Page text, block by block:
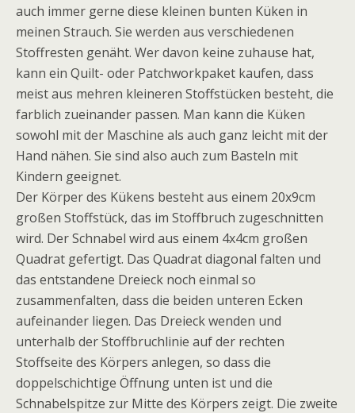
auch immer gerne diese kleinen bunten Küken in
meinen Strauch. Sie werden aus verschiedenen
Stoffresten genäht. Wer davon keine zuhause hat,
kann ein Quilt- oder Patchworkpaket kaufen, dass
meist aus mehren kleineren Stoffstücken besteht, die
farblich zueinander passen. Man kann die Küken
sowohl mit der Maschine als auch ganz leicht mit der
Hand nähen. Sie sind also auch zum Basteln mit
Kindern geeignet.
Der Körper des Kükens besteht aus einem 20x9cm
großen Stoffstück, das im Stoffbruch zugeschnitten
wird. Der Schnabel wird aus einem 4x4cm großen
Quadrat gefertigt. Das Quadrat diagonal falten und
das entstandene Dreieck noch einmal so
zusammenfalten, dass die beiden unteren Ecken
aufeinander liegen. Das Dreieck wenden und
unterhalb der Stoffbruchlinie auf der rechten
Stoffseite des Körpers anlegen, so dass die
doppelschichtige Öffnung unten ist und die
Schnabelspitze zur Mitte des Körpers zeigt. Die zweite